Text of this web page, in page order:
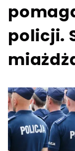
policji.